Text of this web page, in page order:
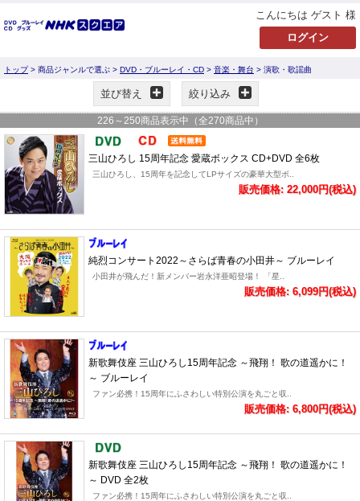
こんにちは ゲスト 様
トップ> 商品ジャンルで選ぶ > DVD・ブルーレイ・CD > 音楽・舞台 > 演歌・歌謡曲
並び替え 絞り込み
226 ～ 250商品表示中（全270商品中）
三山ひろし 15周年記念 愛蔵ボックス CD+DVD 全6枚
三山ひろし、15周年を記念してLPサイズの豪華大型ボ..
販売価格: 22,000円(税込)
純烈コンサート2022～さらば青春の小田井～ ブルーレイ
小田井が飛んだ！新メンバー岩永洋亜昭登場！ 「星..
販売価格: 6,099円(税込)
新歌舞伎座 三山ひろし15周年記念 ～飛翔！ 歌の道遥かに！
～ ブルーレイ
ファン必携！15周年にふさわしい特別公演を丸ごと収..
販売価格: 6,800円(税込)
新歌舞伎座 三山ひろし15周年記念 ～飛翔！ 歌の道遥かに！
～ DVD 全2枚
ファン必携！15周年にふさわしい特別公演を丸ごと収..